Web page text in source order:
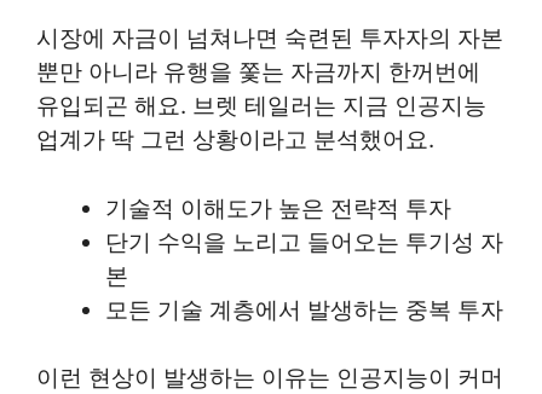
시장에 자금이 넘쳐나면 숙련된 투자자의 자본
뿐만 아니라 유행을 쫓는 자금까지 한꺼번에
유입되곤 해요. 브렛 테일러는 지금 인공지능
업계가 딱 그런 상황이라고 분석했어요.
기술적 이해도가 높은 전략적 투자
단기 수익을 노리고 들어오는 투기성 자
본
모든 기술 계층에서 발생하는 중복 투자
이런 현상이 발생하는 이유는 인공지능이 커머